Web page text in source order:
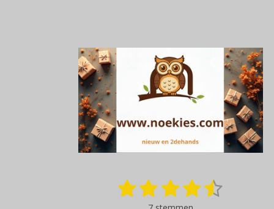
1 2 3 4 5